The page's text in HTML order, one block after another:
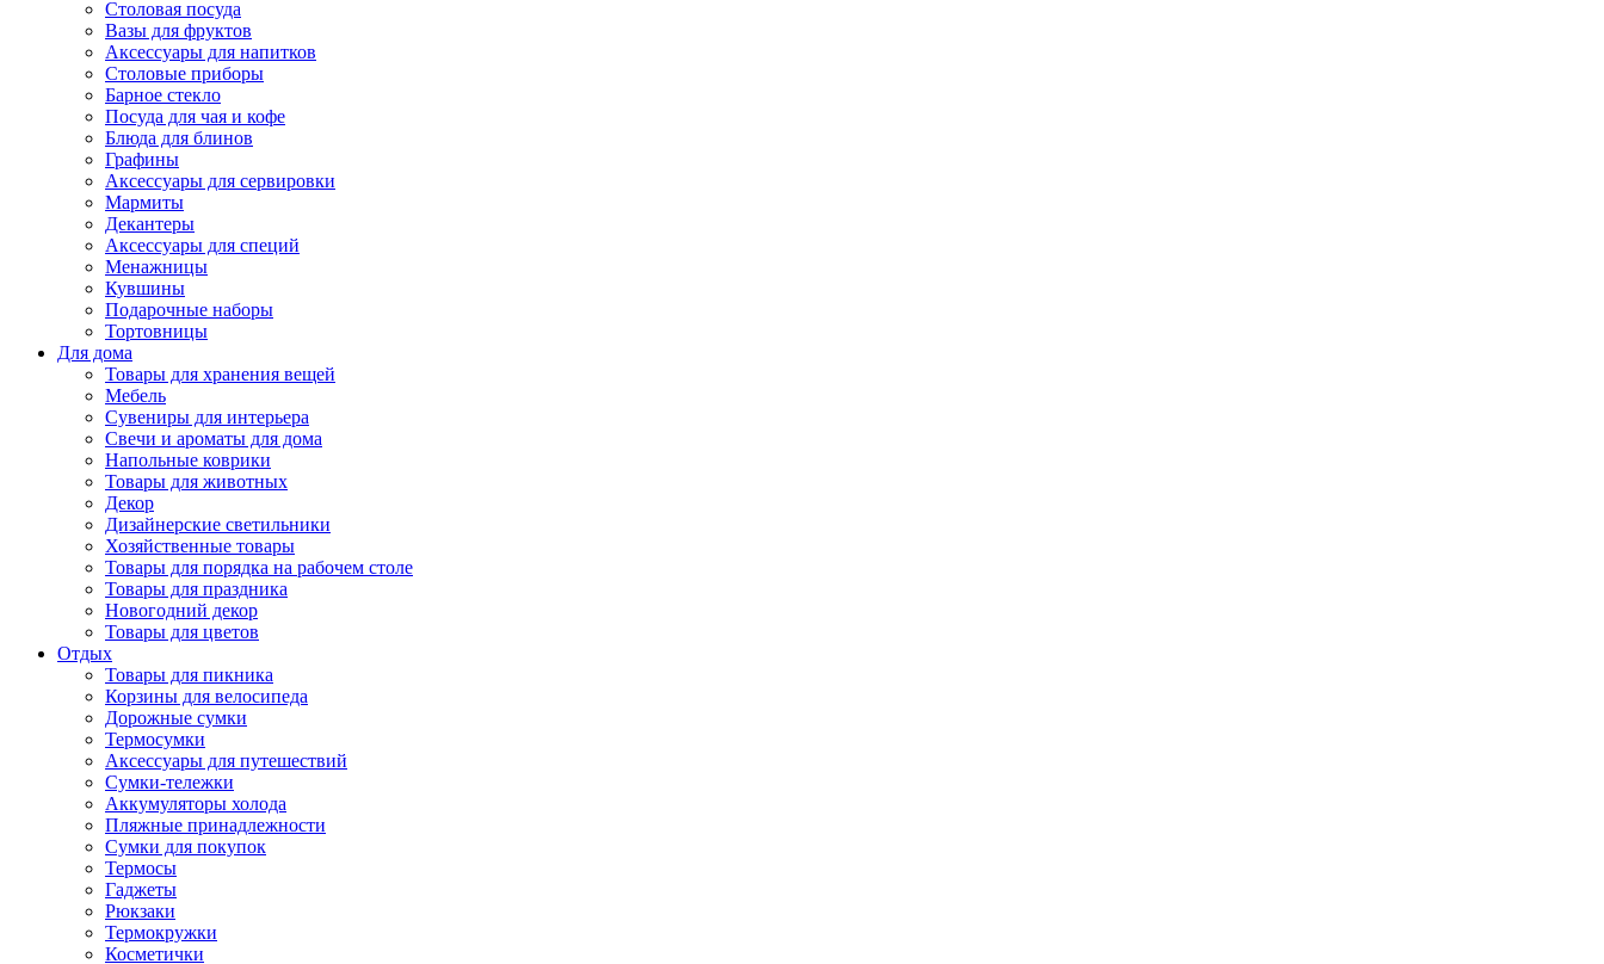
Столовая посуда
Вазы для фруктов
Аксессуары для напитков
Столовые приборы
Барное стекло
Посуда для чая и кофе
Блюда для блинов
Графины
Аксессуары для сервировки
Мармиты
Декантеры
Аксессуары для специй
Менажницы
Кувшины
Подарочные наборы
Тортовницы
Для дома
Товары для хранения вещей
Мебель
Сувениры для интерьера
Свечи и ароматы для дома
Напольные коврики
Товары для животных
Декор
Дизайнерские светильники
Хозяйственные товары
Товары для порядка на рабочем столе
Товары для праздника
Новогодний декор
Товары для цветов
Отдых
Товары для пикника
Корзины для велосипеда
Дорожные сумки
Термосумки
Аксессуары для путешествий
Сумки-тележки
Аккумуляторы холода
Пляжные принадлежности
Сумки для покупок
Термосы
Гаджеты
Рюкзаки
Термокружки
Косметички